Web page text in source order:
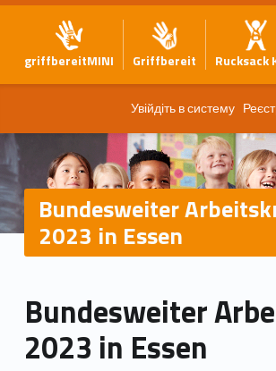
griffbereitMINI Griffbereit Rucksack
Увійдіть в систему
Bundesweiter
2023 in Essen
Bundesweiter
2023 in Essen